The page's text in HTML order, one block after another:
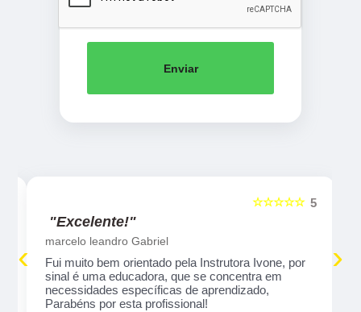
Enviar
5
☆☆☆☆☆
"Excelente!"
marcelo leandro Gabriel
Fui muito bem orientado pela Instrutora Ivone, por
sinal é uma educadora, que se concentra em
necessidades específicas de aprendizado,
Parabéns por esta profissional!
‹ ›